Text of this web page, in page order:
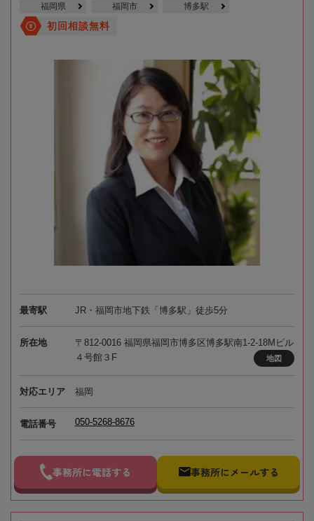
福岡県 福岡市 博多駅
初回相談無料
最寄駅 JR・福岡市地下鉄「博多駅」徒歩5分
所在地
〒812-0016 福岡県福岡市博多区博多駅南1-2-18Mビル
４号館３F
地図
対応エリア 福岡
電話番号 050-5268-8676
事務所に電話する 事務所にメールする